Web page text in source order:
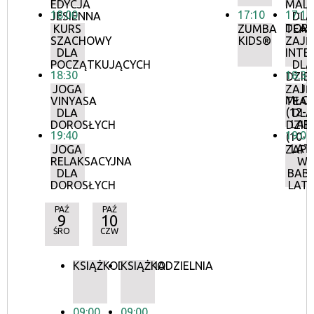
EDYCJA
JESIENNA
18:00
KURS
SZACHOWY
DLA
POCZĄTKUJĄCYCH
18:30
JOGA
VINYASA
DLA
DOROSŁYCH
19:40
JOGA
RELAKSACYJNA
DLA
DOROSŁYCH
17:10
ZUMBA
KIDS®
DLA
17:15
DLA
I
(12-
LAT)
18:30
DLA
(10-
LAT)
19:00
W
PAŹ
9
ŚRO
KSIĄŻKODZIELNIA
PAŹ
10
CZW
KSIĄŻKODZIELNIA